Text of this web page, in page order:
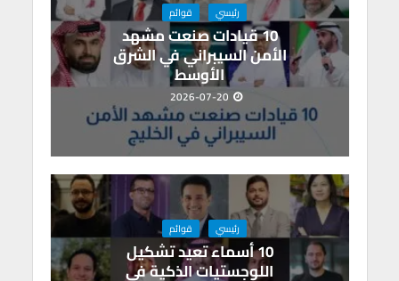
رئيسي قوائم
10 قيادات صنعت مشهد
الأمن السيبراني في الشرق
الأوسط
2026-07-20
رئيسي قوائم
10 أسماء تعيد تشكيل
اللوجستيات الذكية في